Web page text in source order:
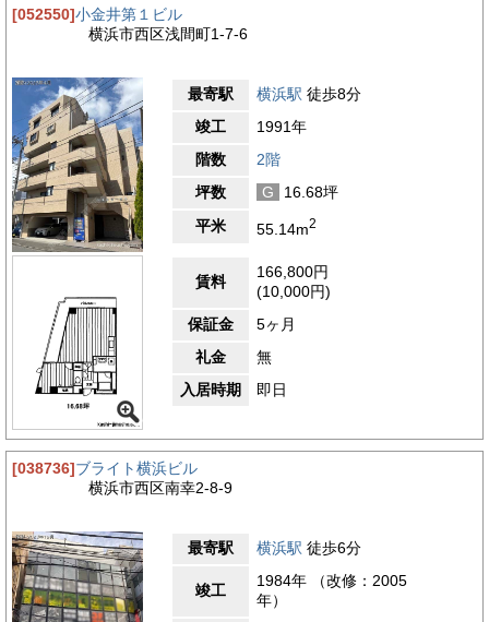
[052550]小金井第１ビル
横浜市西区浅間町1-7-6
最寄駅 横浜駅 徒歩8分
竣工
1991年
階数
2階
坪数
G
16.68坪
平米
55.14m2
賃料
166,800円
(10,000円)
保証金
5ヶ月
礼金
無
入居時期
即日
[038736]ブライト横浜ビル
横浜市西区南幸2-8-9
最寄駅 横浜駅 徒歩6分
竣工
1984年 （改修：2005
年）